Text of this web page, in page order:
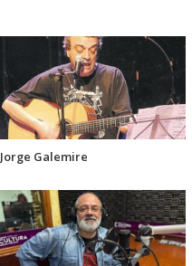
Jorge Galemire